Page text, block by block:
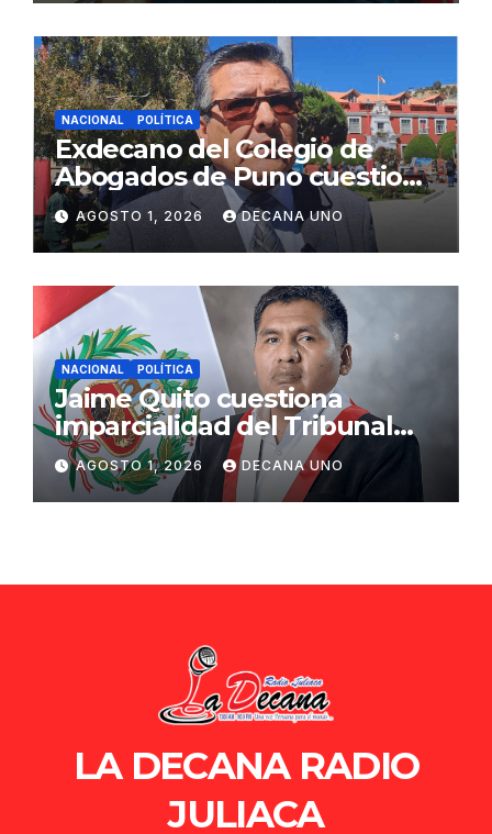
NACIONAL POLÍTICA
Exdecano del Colegio de
Abogados de Puno cuestiona
propuestas sobre seguridad
ciudadana
AGOSTO 1, 2026 DECANA UNO
NACIONAL POLÍTICA
Jaime Quito cuestiona
imparcialidad del Tribunal
Constitucional tras liberación
de Ollanta Humala
AGOSTO 1, 2026 DECANA UNO
LA DECANA RADIO
JULIACA